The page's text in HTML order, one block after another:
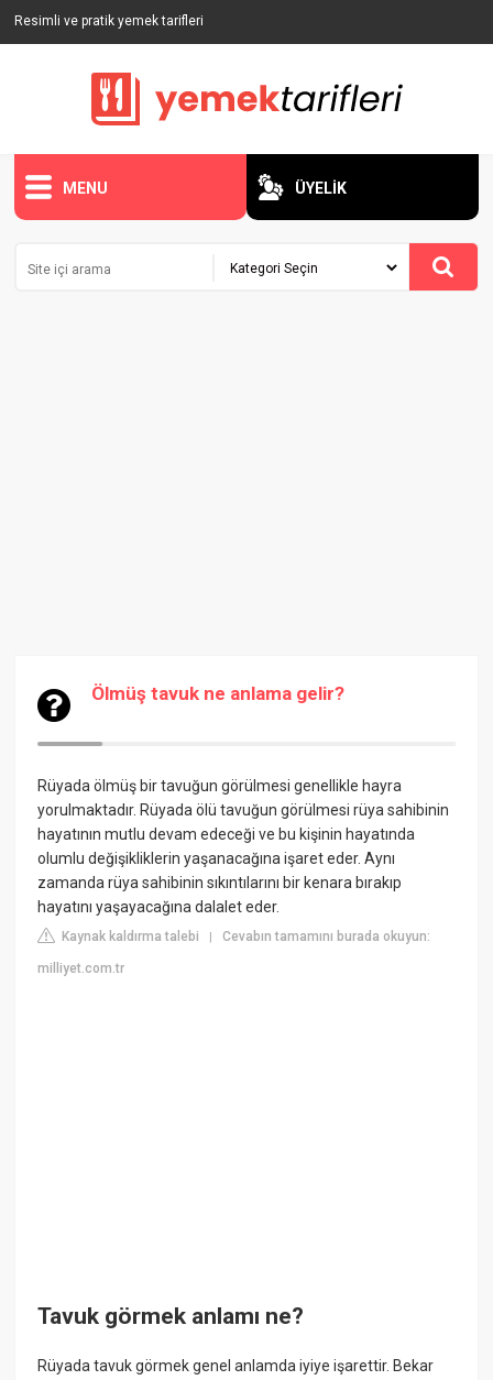
Resimli ve pratik yemek tarifleri
MENU ÜYELİK
Ölmüş tavuk ne anlama gelir?
Rüyada ölmüş bir tavuğun görülmesi genellikle hayra
yorulmaktadır. Rüyada ölü tavuğun görülmesi rüya sahibinin
hayatının mutlu devam edeceği ve bu kişinin hayatında
olumlu değişikliklerin yaşanacağına işaret eder. Aynı
zamanda rüya sahibinin sıkıntılarını bir kenara bırakıp
hayatını yaşayacağına dalalet eder.
Kaynak kaldırma talebi |Cevabın tamamını burada okuyun:
milliyet.com.tr
Tavuk görmek anlamı ne?
Rüyada tavuk görmek genel anlamda iyiye işarettir. Bekar